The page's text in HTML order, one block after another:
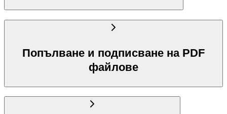
Попълване и подписване на PDF
файлове